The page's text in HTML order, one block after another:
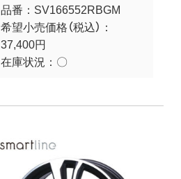
品番： SV166552RBGM
希望小売価格（税込）：
37,400円
在庫状況： 〇